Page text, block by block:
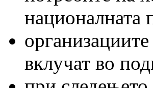
националната
вклучат во